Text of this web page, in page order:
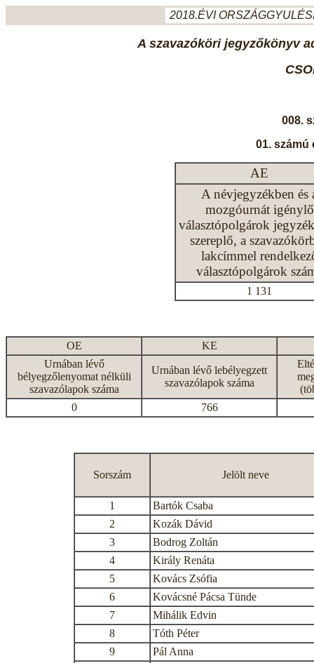
2018.ÉVI
A szavazóköri jegyzőkönyv
008.
01. számú
AE
A névjegyzékben és
mozgóurnát igénylő
választópolgárok
szereplő, a
lakcímmel
választópolgárok
1 131
OE
KE
Urnában lévő
bélyegzőlenyomat nélküli
szavazólapok száma
Urnában lévő lebélyegzett
szavazólapok száma
0
766
Sorszám Jelölt neve
1
Bartók Csaba
2
Kozák Dávid
3
Bodrog Zoltán
4
Király Renáta
5
Kovács Zsófia
6
Kovácsné Pácsa Tünde
7
Mihálik Edvin
8
Tóth Péter
9
Pál Anna